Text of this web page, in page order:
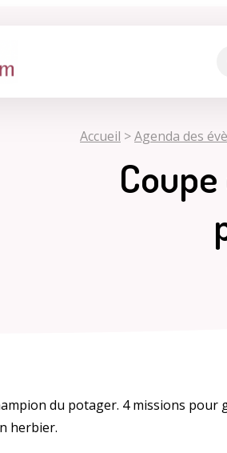
Accueil >Agenda des
du potager. 4 missions pour
herbier.
Événements,
Nos services vous
J'accepte les